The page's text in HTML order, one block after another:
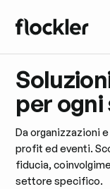
per
Da organizzazioni
profit ed eventi.
fiducia,
settore specifico.